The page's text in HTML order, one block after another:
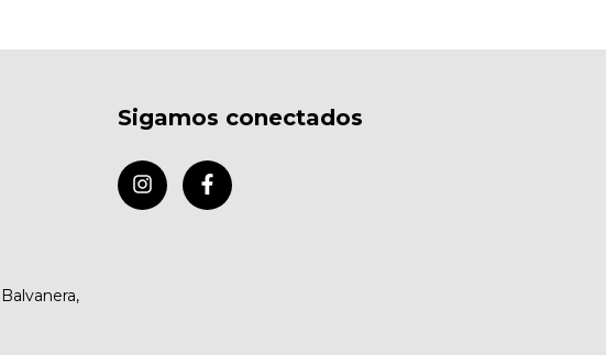
Sigamos conectados